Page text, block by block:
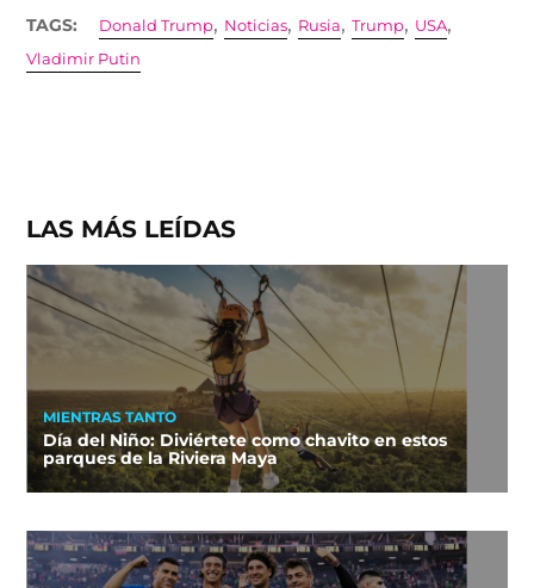
TAGS: Donald Trump, Noticias, Rusia,Trump, USA,
Vladimir Putin
LAS MÁS LEÍDAS
MIENTRAS TANTO
Día del Niño: Diviértete como chavito en estos
parques de la Riviera Maya